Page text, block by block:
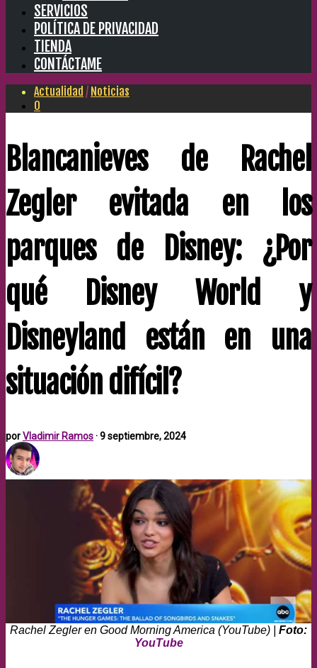
SERVICIOS
POLÍTICA DE PRIVACIDAD
TIENDA
CONTÁCTAME
Actualidad / Noticias
0
Blancanieves de Rachel
Zegler evitada en los
parques de Disney: ¿Por
qué Disney World y
Disneyland están en una
situación difícil?
porVladimir Ramos·9 septiembre, 2024
Rachel Zegler en Good Morning America (YouTube) | Foto:
YouTube